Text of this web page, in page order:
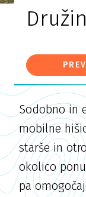
Sodobno in
mobilne
starše in
okolico
pa